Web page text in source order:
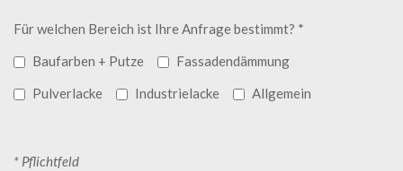
Für welchen Bereich ist Ihre Anfrage bestimmt? *
Baufarben + Putze
Fassadendämmung
Pulverlacke
Industrielacke Allgemein
* Pflichtfeld